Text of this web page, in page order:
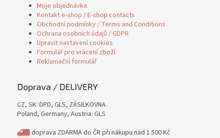
Moje objednávka
Kontakt e-shop / E-shop contacts
Obchodní podmínky / Terms and Conditions
Ochrana osobních údajů / GDPR
Upravit nastavení cookies
Formulář pro vrácení zboží
Reklamační formulář
Doprava / DELIVERY
CZ, SK: DPD, GLS, ZÁSILKOVNA
Poland, Germany, Austria: GLS
doprava ZDARMA do ČR při nákupu nad 1.500 Kč